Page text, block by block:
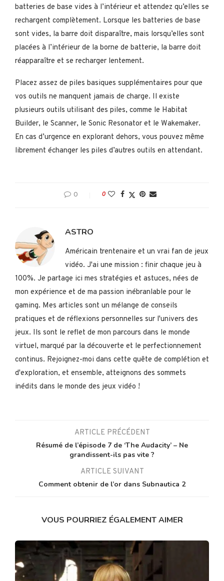
batteries de base vides à l’intérieur et attendez qu’elles se
rechargent complètement. Lorsque les batteries de base
sont vides, la barre doit disparaître, mais lorsqu’elles sont
placées à l’intérieur de la borne de batterie, la barre doit
réapparaître et se recharger lentement.
Placez assez de piles basiques supplémentaires pour que
vos outils ne manquent jamais de charge. Il existe
plusieurs outils utilisant des piles, comme le Habitat
Builder, le Scanner, le Sonic Resonator et le Wakemaker.
En cas d’urgence en explorant dehors, vous pouvez même
librement échanger les piles d’autres outils en attendant.
0 0
ASTRO
Américain trentenaire et un vrai fan de jeux
vidéo. J'ai une mission : finir chaque jeu à
100%. Je partage ici mes stratégies et astuces, nées de
mon expérience et de ma passion inébranlable pour le
gaming. Mes articles sont un mélange de conseils
pratiques et de réflexions personnelles sur l'univers des
jeux. Ils sont le reflet de mon parcours dans le monde
virtuel, marqué par la découverte et le perfectionnement
continus. Rejoignez-moi dans cette quête de complétion et
d'exploration, et ensemble, atteignons des sommets
inédits dans le monde des jeux vidéo !
ARTICLE PRÉCÉDENT
Résumé de l’épisode 7 de ‘The Audacity’ – Ne
grandissent-ils pas vite ?
ARTICLE SUIVANT
Comment obtenir de l’or dans Subnautica 2
VOUS POURRIEZ ÉGALEMENT AIMER